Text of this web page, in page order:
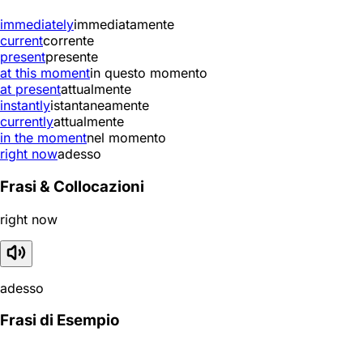
immediatelyimmediatamente
currentcorrente
presentpresente
at this momentin questo momento
at presentattualmente
instantlyistantaneamente
currentlyattualmente
in the momentnel momento
right nowadesso
Frasi & Collocazioni
right now
adesso
Frasi di Esempio